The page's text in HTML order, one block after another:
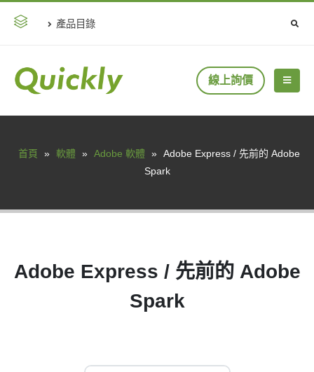
產品目錄
線上詢價
首頁 » 軟體 » Adobe 軟體 » Adobe Express / 先前的 Adobe
Spark
Adobe Express / 先前的 Adobe
Spark